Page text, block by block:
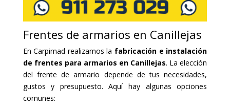
Frentes de armarios en Canillejas
En Carpimad realizamos la fabricación e instalación
de frentes para armarios en Canillejas. La elección
del frente de armario depende de tus necesidades,
gustos y presupuesto. Aquí hay algunas opciones
comunes: